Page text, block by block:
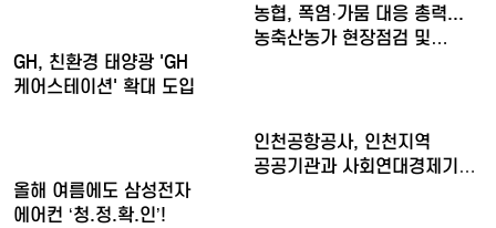
농협, 폭염·가뭄 대응 총력...
농축산농가 현장점검 및…
GH, 친환경 태양광 'GH
케어스테이션' 확대 도입
인천공항공사, 인천지역
공공기관과 사회연대경제기업
올해 여름에도 삼성전자
에어컨 ‘청.정.확.인’!